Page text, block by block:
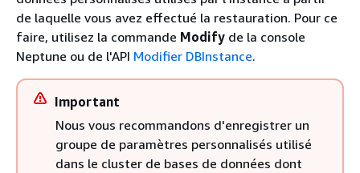
de laquelle vous avez effectué la restauration. Pour ce
faire, utilisez la commande Modify de la console
Neptune ou de l'API Modifier DBInstance.
Important
Nous vous recommandons d'enregistrer un
groupe de paramètres personnalisés utilisé
dans le cluster de bases de données dont